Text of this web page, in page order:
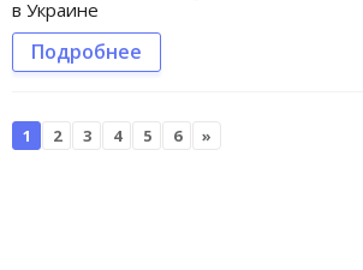
в Украине
Подробнее
1 2 3 4 5 6 »